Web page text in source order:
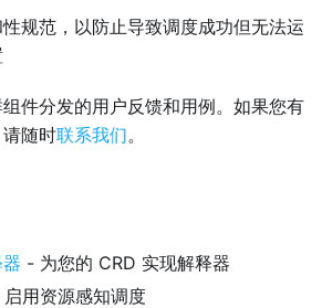
规范，以防止导致调度成功但无法运
件分发的用户反馈和用例。如果您有
随时联系我们。
- 为您的 CRD 实现解释器
用资源感知调度